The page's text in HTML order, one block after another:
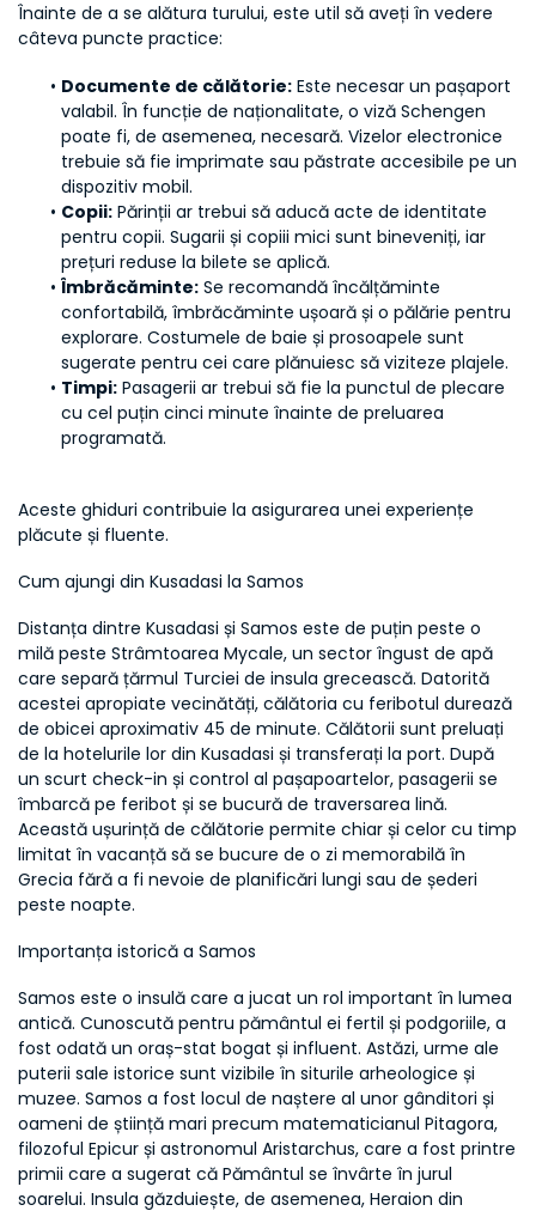
Înainte de a se alătura turului, este util să aveți în vedere
câteva puncte practice:
Documente de călătorie: Este necesar un pașaport
valabil. În funcție de naționalitate, o viză Schengen
poate fi, de asemenea, necesară. Vizelor electronice
trebuie să fie imprimate sau păstrate accesibile pe un
dispozitiv mobil.
Copii: Părinții ar trebui să aducă acte de identitate
pentru copii. Sugarii și copiii mici sunt bineveniți, iar
prețuri reduse la bilete se aplică.
Îmbrăcăminte: Se recomandă încălțăminte
confortabilă, îmbrăcăminte ușoară și o pălărie pentru
explorare. Costumele de baie și prosoapele sunt
sugerate pentru cei care plănuiesc să viziteze plajele.
Timpi: Pasagerii ar trebui să fie la punctul de plecare
cu cel puțin cinci minute înainte de preluarea
programată.
Aceste ghiduri contribuie la asigurarea unei experiențe
plăcute și fluente.
Cum ajungi din Kusadasi la Samos
Distanța dintre Kusadasi și Samos este de puțin peste o
milă peste Strâmtoarea Mycale, un sector îngust de apă
care separă țărmul Turciei de insula grecească. Datorită
acestei apropiate vecinătăți, călătoria cu feribotul durează
de obicei aproximativ 45 de minute. Călătorii sunt preluați
de la hotelurile lor din Kusadasi și transferați la port. După
un scurt check-in și control al pașapoartelor, pasagerii se
îmbarcă pe feribot și se bucură de traversarea lină.
Această ușurință de călătorie permite chiar și celor cu timp
limitat în vacanță să se bucure de o zi memorabilă în
Grecia fără a fi nevoie de planificări lungi sau de șederi
peste noapte.
Importanța istorică a Samos
Samos este o insulă care a jucat un rol important în lumea
antică. Cunoscută pentru pământul ei fertil și podgoriile, a
fost odată un oraș-stat bogat și influent. Astăzi, urme ale
puterii sale istorice sunt vizibile în siturile arheologice și
muzee. Samos a fost locul de naștere al unor gânditori și
oameni de știință mari precum matematicianul Pitagora,
filozoful Epicur și astronomul Aristarchus, care a fost printre
primii care a sugerat că Pământul se învârte în jurul
soarelui. Insula găzduiește, de asemenea, Heraion din